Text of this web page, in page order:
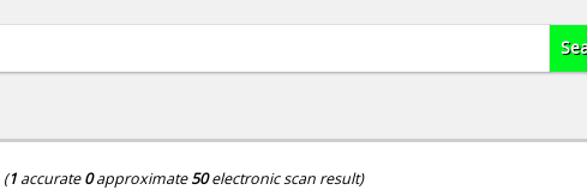
(1 accurate0approximate50electronic scan result)